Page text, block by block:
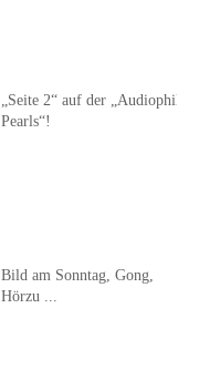
„Seite 2“ auf der „Audiophile
Pearls“!
Bild am Sonntag, Gong,
Hörzu ...